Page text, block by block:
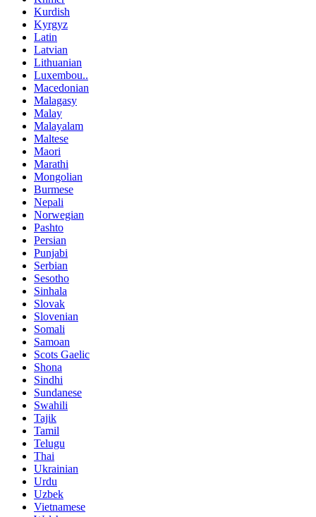
Kurdish
Kyrgyz
Latin
Latvian
Lithuanian
Luxembou..
Macedonian
Malagasy
Malay
Malayalam
Maltese
Maori
Marathi
Mongolian
Burmese
Nepali
Norwegian
Pashto
Persian
Punjabi
Serbian
Sesotho
Sinhala
Slovak
Slovenian
Somali
Samoan
Scots Gaelic
Shona
Sindhi
Sundanese
Swahili
Tajik
Tamil
Telugu
Thai
Ukrainian
Urdu
Uzbek
Vietnamese